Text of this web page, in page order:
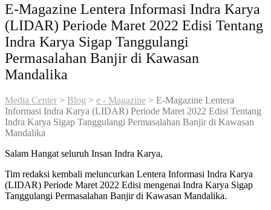
E-Magazine Lentera Informasi Indra Karya
(LIDAR) Periode Maret 2022 Edisi Tentang
Indra Karya Sigap Tanggulangi
Permasalahan Banjir di Kawasan
Mandalika
Media Center > Blog > e - Magazine > E-Magazine Lentera
Informasi Indra Karya (LIDAR) Periode Maret 2022 Edisi Tentang
Indra Karya Sigap Tanggulangi Permasalahan Banjir di Kawasan
Mandalika
Salam Hangat seluruh Insan Indra Karya,
Tim redaksi kembali meluncurkan Lentera Informasi Indra Karya
(LIDAR) Periode Maret 2022 Edisi mengenai Indra Karya Sigap
Tanggulangi Permasalahan Banjir di Kawasan Mandalika.